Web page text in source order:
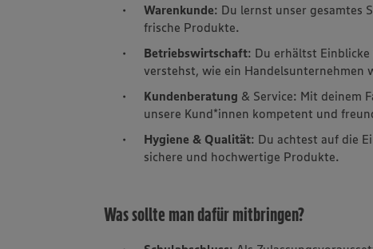
Warenkunde: Du lernst unser gesamtes
frische Produkte.
Betriebswirtschaft: Du erhältst
verstehst, wie ein
Kundenberatung & Service: Mit deinem
unsere Kund*innen kompetent und
Hygiene & Qualität: Du achtest auf die
sichere und hochwertige Produkte.
Was sollte man dafür mitbringen?